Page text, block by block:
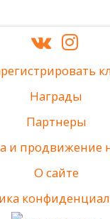
Награды
Партнеры
и продвижение
О сайте